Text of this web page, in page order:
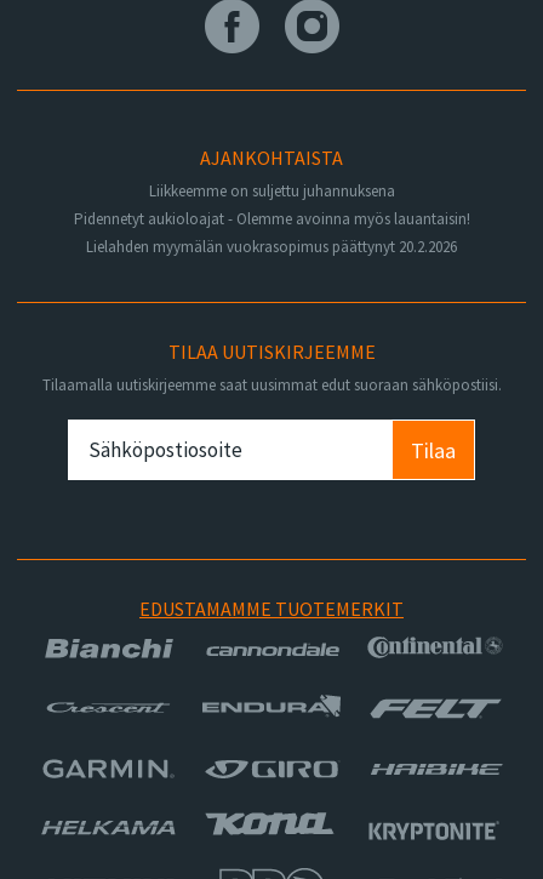
AJANKOHTAISTA
Liikkeemme on suljettu juhannuksena
Pidennetyt aukioloajat - Olemme avoinna myös lauantaisin!
Lielahden myymälän vuokrasopimus päättynyt 20.2.2026
TILAA UUTISKIRJEEMME
Tilaamalla uutiskirjeemme saat uusimmat edut suoraan sähköpostiisi.
Tilaa
EDUSTAMAMME TUOTEMERKIT